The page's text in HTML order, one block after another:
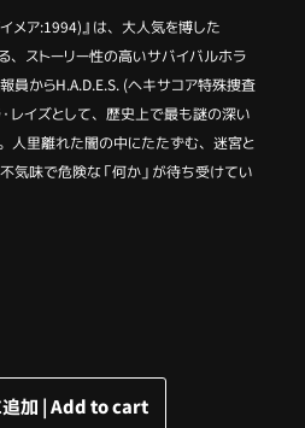
メア:1994)』は、大人気を博した
、ストーリー性の高いサバイバルホラ
員からH.A.D.E.S. (ヘキサコア特殊捜査
レイズとして、歴史上で最も謎の深い
人里離れた闇の中にたたずむ、迷宮と
気味で危険な「何か」が待ち受けてい
追加 | Add to cart